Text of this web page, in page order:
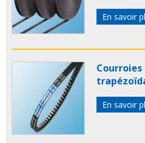
En savoir
En savoir